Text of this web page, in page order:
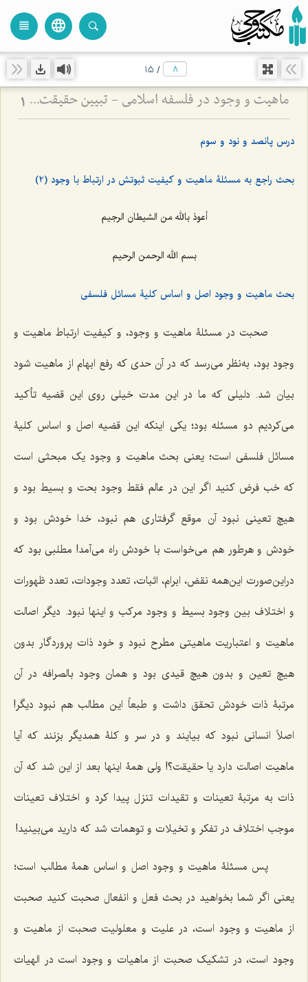
language
view_headline
/
15
ماهیت و وجود در فلسفه اسلامی - تبیین حقیقت ماهیت و نسبت آن با وجود و آثار خارجی 1
درس پانصد و نود و سوم
بحث راجع به مسئلۀ ماهیت و کیفیت ثبوتش در ارتباط با وجود (2)
أعوذ بالله من الشیطان الرجیم
بسم الله الرحمن الرحیم
بحث ماهیت و وجود اصل و اساس کلیۀ مسائل فلسفی
صحبت در مسئلۀ ماهیت و وجود، و کیفیت ارتباط ماهیت و
وجود بود، به‌نظر‌ می‌رسد که در آن حدی که رفع ابهام از ماهیت شود
بیان شد. دلیلی که ما در این مدت خیلی روی این قضیه تأکید‌
می‌کردیم دو مسئله بود؛ یکی اینکه این قضیه اصل و اساس کلیۀ
مسائل فلسفی است؛ یعنی بحث ماهیت و وجود یک مبحثی است
که خب فرض کنید اگر این در عالم فقط وجود بحت و بسیط بود و
هیچ تعینی نبود آن موقع گرفتاری هم نبود، خدا خودش بود و
خودش و هرطور هم‌ می‌خواست با خودش راه‌ می‌آمد! مطلبی بود که
دراین‌صورت این‌همه نقض، ابرام، اثبات، تعدد وجودات، تعدد ظهورات
و اختلاف بین وجود بسیط و وجود مرکب و اینها نبود. دیگر اصالت
ماهیت و اعتباریت ماهیتی مطرح نبود و خود ذات پروردگار بدون
هیچ تعین و بدون هیچ قیدی بود و همان وجود بالصرافه در آن
مرتبۀ ذات خودش تحقق داشت و طبعاً این مطالب هم نبود دیگر!
اصلاً انسانی نبود که بیایند و در سر و کلۀ همدیگر بزنند که آیا
ماهیت اصالت دارد یا حقیقت؟! ولی همۀ اینها بعد از این شد که آن
ذات به مرتبۀ تعینات و تقیدات تنزل پیدا کرد و اختلاف تعینات
موجب اختلاف در تفکر و تخیلات و توهمات شد که دارید‌ می‌بینید!
پس مسئلۀ ماهیت و وجود اصل و اساس همۀ مطالب است؛
یعنی اگر شما بخواهید در بحث فعل و انفعال صحبت کنید صحبت
از ماهیت و وجود است، در علیت و معلولیت صحبت از ماهیت و
وجود است، در تشکیک صحبت از ماهیات و وجود است در الهیات